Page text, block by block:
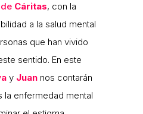
de Cáritas, con la
a la salud mental
que han vivido
sentido. En este
y Juan nos contarán
la enfermedad mental